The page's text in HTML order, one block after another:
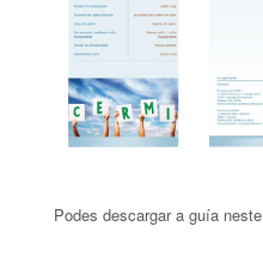
Podes descargar a guía neste